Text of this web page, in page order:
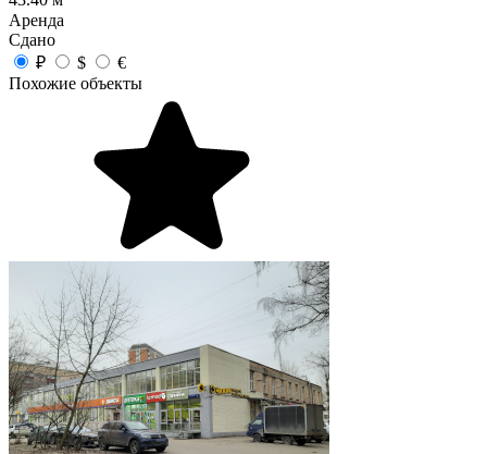
Аренда
Сдано
₽
$
€
Похожие объекты